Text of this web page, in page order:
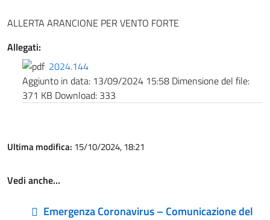
ALLERTA ARANCIONE PER VENTO FORTE
Allegati:
2024.144
Aggiunto in data: 13/09/2024 15:58 Dimensione del file:
371 KB Download: 333
Ultima modifica: 15/10/2024, 18:21
Vedi anche…
Emergenza Coronavirus – Comunicazione del